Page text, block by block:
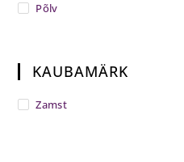
Põlv
KAUBAMÄRK
Zamst